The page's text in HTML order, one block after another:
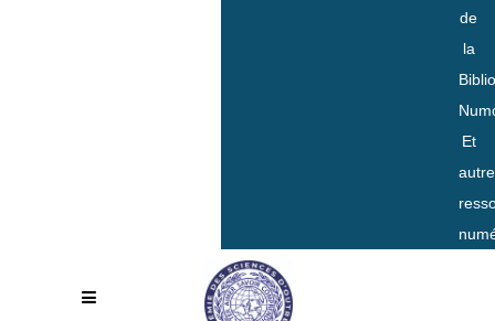
de
la
Et